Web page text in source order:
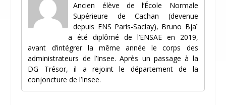
Ancien élève de l’École Normale
Supérieure de Cachan (devenue
depuis ENS Paris-Saclay), Bruno Bjaï
a été diplômé de l’ENSAE en 2019,
avant d’intégrer la même année le corps des
administrateurs de l’Insee. Après un passage à la
DG Trésor, il a rejoint le département de la
conjoncture de l’Insee.